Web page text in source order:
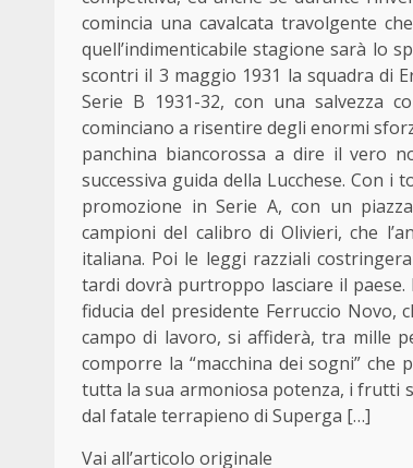
comincia una cavalcata travolgente
quell’indimenticabile stagione sarà lo
scontri il 3 maggio 1931 la squadra di
Serie B 1931-32, con una salvezza
cominciano a risentire degli enormi
panchina biancorossa a dire il vero
successiva guida della Lucchese. Con
promozione in Serie A, con un
campioni del calibro di Olivieri, che
italiana. Poi le leggi razziali
tardi dovrà purtroppo lasciare il
fiducia del presidente Ferruccio Novo,
campo di lavoro, si affiderà, tra mille
comporre la “macchina dei sogni”
tutta la sua armoniosa potenza, i frutti
dal fatale terrapieno di Superga […]
Vai all’articolo originale